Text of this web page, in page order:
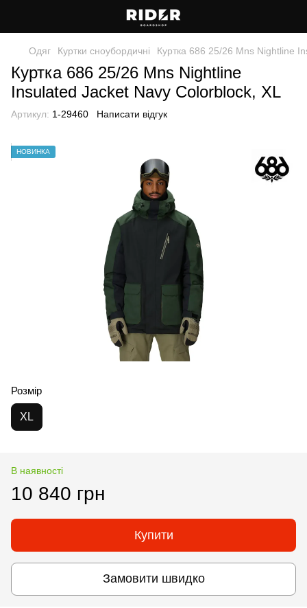
Одяг Куртки сноубордичні Куртка 686 25/26 Mns Nightline
Куртка 686 25/26 Mns Nightline
Insulated Jacket Navy Colorblock, XL
Артикул: 1-29460 Написати відгук
НОВИНКА
Розмір
XL
В наявності
10 840 грн
Купити
Замовити швидко